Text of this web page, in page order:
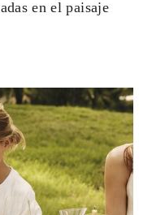
en el paisaje